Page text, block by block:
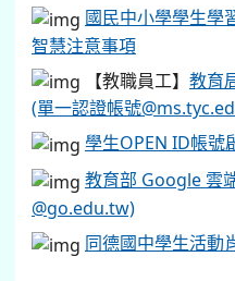
國民中小學學生學
智慧注意事項
【教職員工】 教育
(單一認證帳號
學生OPEN ID帳號
教育部 Google 雲
@go.edu.tw)
同德國中學生活動